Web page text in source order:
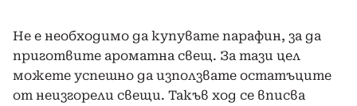
Не е необходимо да купувате парафин, за да
приготвите ароматна свещ. За тази цел
можете успешно да използвате остатъците
от неизгорели свещи. Такъв ход се вписва